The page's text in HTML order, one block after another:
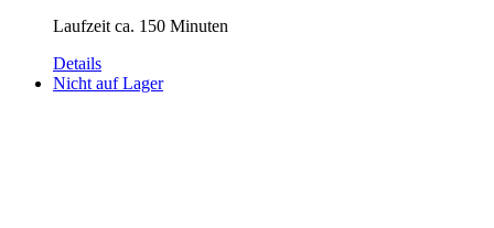
Laufzeit ca. 150 Minuten
Details
Nicht auf Lager